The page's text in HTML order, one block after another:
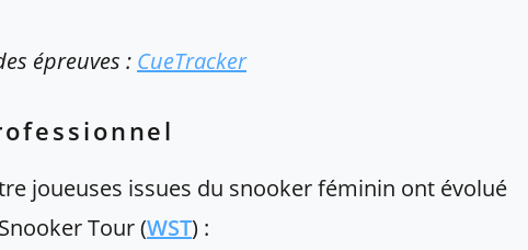
épreuves : CueTracker
joueuses issues du snooker féminin ont évolué
Tour (WST) :